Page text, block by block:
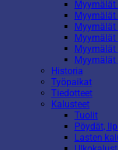
Myymälät
Myymälät
Myymälät
Myymälät
Myymälät
Historia
Työpaikat
Tiedotteet
Kalusteet
Tuolit
Pöydät,
Lasten